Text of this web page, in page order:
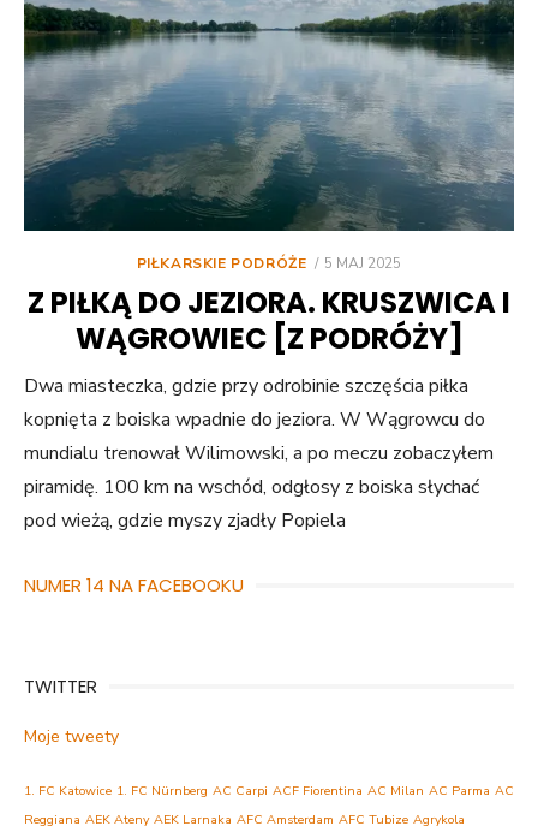
PIŁKARSKIE PODRÓŻE
POSTED
5 MAJ 2025
Z PIŁKĄ DO JEZIORA. KRUSZWICA I
WĄGROWIEC [Z PODRÓŻY]
Dwa miasteczka, gdzie przy odrobinie szczęścia piłka
kopnięta z boiska wpadnie do jeziora. W Wągrowcu do
mundialu trenował Wilimowski, a po meczu zobaczyłem
piramidę. 100 km na wschód, odgłosy z boiska słychać
pod wieżą, gdzie myszy zjadły Popiela
NUMER 14 NA FACEBOOKU
TWITTER
Moje tweety
1. FC Katowice 1. FC Nürnberg AC Carpi ACF Fiorentina AC Milan AC Parma AC
Reggiana AEK Ateny AEK Larnaka AFC Amsterdam AFC Tubize Agrykola